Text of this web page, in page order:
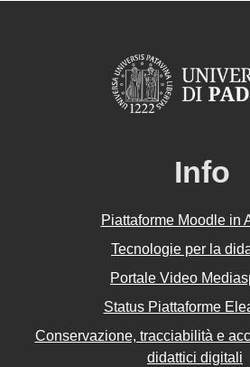
Info
Piattaforme Moodle in
Tecnologie per la
Portale Video
Status Piattaforme
Conservazione, tracciabilità e
didattici digitali